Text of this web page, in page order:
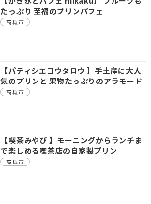
たっぷり 至福のプリンパフェ
高槻市
【パティシエコウタロウ 】手土産に大人
気のプリンと 果物たっぷりのアラモード
高槻市
【喫茶みやび 】モーニングからランチま
で楽しめる喫茶店の自家製プリン
高槻市